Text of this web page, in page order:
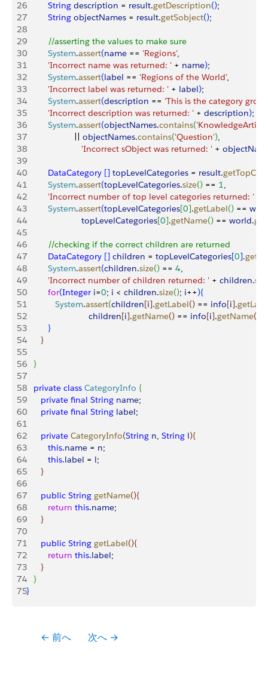
26
         String
description = result.getDescription();
27
         String
objectNames = result.getSobject();
28
29
         //asserting the values to make sure
30
         System
.assert(name == 'Regions',
31
         'Incorrect name was returned: '
+ name);
32
         System
.assert(label == 'Regions of the World',
33
         'Incorrect label was returned: '
+ label);
34
         System
.assert(description == 'This is the category
35
         'Incorrect description was returned: '
+ description);
36
         System
.assert(objectNames.contains(
37
                    ||
objectNames.contains('Question'),
38
                       'Incorrect sObject was returned: '
+
39
40
         DataCategory
[] topLevelCategories = result.
41
         System
.assert(topLevelCategories.size() == 1,
42
         'Incorrect number of top level categories returned: '
43
         System
.assert(topLevelCategories[0].getLabel() ==
44
                       topLevelCategories
[0].getName() == world.
45
46
         //checking if the correct children are returned
47
         DataCategory
[] children = topLevelCategories[0].
48
         System
.assert(children.size() == 4,
49
         'Incorrect number of children returned: '
+ children.
50
         for
(Integer i=0; i < children.size(); i++){
51
            System
.assert(children[i].getLabel() == info[i].
52
                          children
[i].getName() == info[i].getName(
53
}
54
}
55
56
}
57
58
   private
class CategoryInfo {
59
      private
final String name;
60
      private
final String label;
61
62
      private
CategoryInfo(String n, String l){
63
         this
.name = n;
64
         this
.label = l;
65
}
66
67
      public
String getName(){
68
         return
this.name;
69
}
70
71
      public
String getLabel(){
72
         return
this.label;
73
}
74
}
75}
← 前へ 次へ →